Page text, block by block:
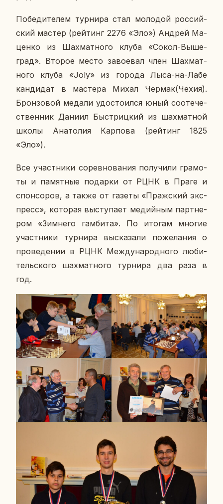
По­бе­ди­те­лем тур­ни­ра стал мо­ло­дой рос­сий­
ский мастер (рей­тинг 2276 «Эло») Андрей Ма­
цен­ко из Шах­мат­но­го клуба «Сокол-Вы­ше­
град». Второе место за­во­е­вал член Шах­мат­
но­го клуба «Joly» из города Лыса-на-Лабе
кан­ди­дат в ма­сте­ра Михал Чермак(Чехия).
Брон­зо­вой медали удо­сто­ил­ся юный со­оте­че­
ствен­ник Даниил Быст­риц­кий из шах­мат­ной
школы Ана­то­лия Кар­по­ва (рей­тинг 1825
«Эло»).
Все участ­ни­ки со­рев­но­ва­ния по­лу­чи­ли гра­мо­
ты и па­мят­ные по­дар­ки от РЦНК в Праге и
спон­со­ров, а также от газеты «Праж­ский экс­
пресс», ко­то­рая вы­сту­па­ет ме­дий­ным парт­не­
ром «Зим­не­го гам­би­та». По итогам многие
участ­ни­ки тур­ни­ра вы­ска­за­ли по­же­ла­ния о
про­ве­де­нии в РЦНК Меж­ду­на­род­но­го лю­би­
тель­ско­го шах­мат­но­го тур­ни­ра два раза в
год.